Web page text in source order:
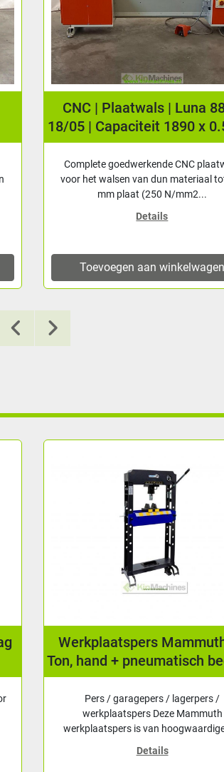
CNC | Plaatwals | Luna
18/05 | Capaciteit 1890 x
Complete goedwerkende CNC
voor het walsen van dun materiaal
mm plaat (250 N/mm2...
Details
Toevoegen aan winkelwagen
Werkplaatspers
Ton, hand + pneumatisch
Pers / garagepers / lagerpers /
werkplaatspers Deze Mammuth
werkplaatspers is van
Details